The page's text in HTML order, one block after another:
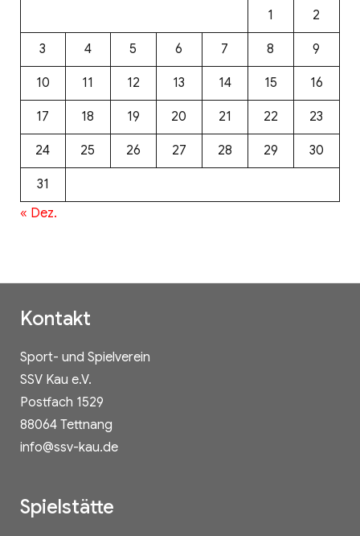
1 2
3 4 5 6 7 8 9
10 11 12 13 14 15 16
17 18 19 20 21 22 23
24 25 26 27 28 29 30
31
« Dez.
Kontakt
Sport- und Spielverein
SSV Kau e.V.
Postfach 1529
88064 Tettnang
info@ssv-kau.de
Spielstätte